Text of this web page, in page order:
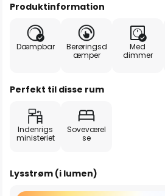
Produktinformation
Dæmpbar
Berøringsd
æmper
Med
dimmer
Perfekt til disse rum
Indenrigs
ministeriet
Soveværel
se
Lysstrøm (i lumen)